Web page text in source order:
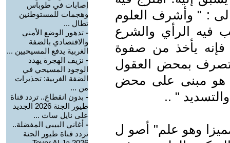
: " وأشرف العلوم
فيه الرأي والشرع
فإنه يأخذ من صفوة
تصرف بمحض العقول
هو مبنى على محض
والتسديد " ..
وهو علم" أصو ل
إصابات في طوباس
وهجمات للمستوطنين
تطال ...
- تدهور الوضع الأمني
والاقتصادي بالضفة
الغربية يدفع المسيحيين ...
- نزيف الهجرة يهدد
الوجود المسيحي في
الضفة الغربية: تحذيرات
من ...
- بدون انقطاع.. تردد قناة
طيور الجنة 2026 الجديد
على نايل سات ...
- أغاني البيبي المفضلة..
تردد قناة طيور الجنة